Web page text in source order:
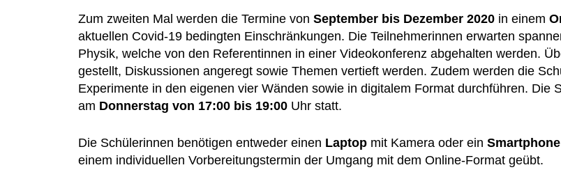
Zum zweiten Mal werden die Termine von September bis Dezember 2020 in einem
aktuellen Covid-19 bedingten Einschränkungen. Die Teilnehmerinnen erwarten
Physik, welche von den Referentinnen in einer Videokonferenz abgehalten werden.
gestellt, Diskussionen angeregt sowie Themen vertieft werden. Zudem werden die
Experimente in den eigenen vier Wänden sowie in digitalem Format durchführen. Die
am Donnerstag von 17:00 bis 19:00 Uhr statt.
Die Schülerinnen benötigen entweder einen Laptop mit Kamera oder ein Smartphone
einem individuellen Vorbereitungstermin der Umgang mit dem Online-Format geübt.